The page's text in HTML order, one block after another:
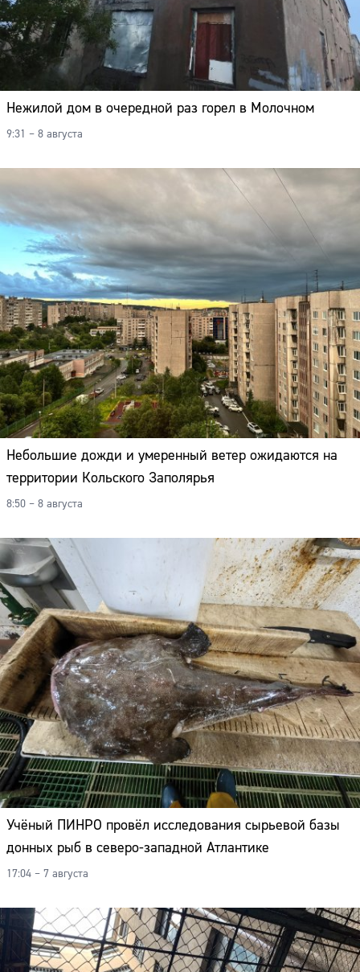
Нежилой дом в очередной раз горел в Молочном
9:31 – 8 августа
Небольшие дожди и умеренный ветер ожидаются на
территории Кольского Заполярья
8:50 – 8 августа
Учёный ПИНРО провёл исследования сырьевой базы
донных рыб в северо-западной Атлантике
17:04 – 7 августа